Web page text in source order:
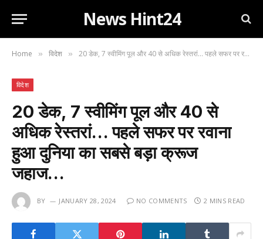
News Hint24
Home » विदेश » 20 डेक, 7 स्वीमिंग पूल और 40 से अधिक रेस्तरां… पहले सफर पर रवाना हुआ दुनिया का सबसे बड़ा क्रूज जहाज…
विदेश
20 डेक, 7 स्वीमिंग पूल और 40 से
अधिक रेस्तरां… पहले सफर पर रवाना
हुआ दुनिया का सबसे बड़ा क्रूज
जहाज…
BY JANUARY 28, 2024 NO COMMENTS 2 MINS READ